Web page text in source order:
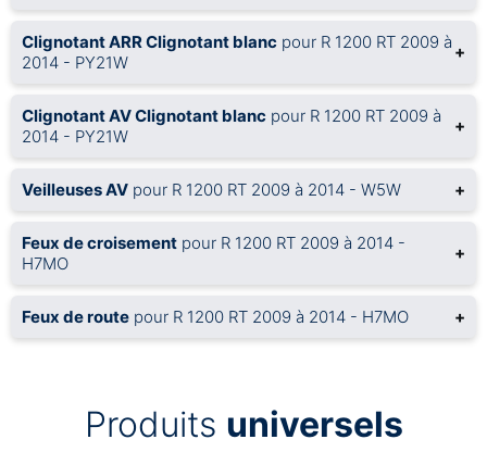
Clignotant ARR Clignotant blanc pour R 1200 RT 2009 à
2014 - PY21W
+
Clignotant AV Clignotant blanc pour R 1200 RT 2009 à
2014 - PY21W
+
Veilleuses AV pour R 1200 RT 2009 à 2014 - W5W +
Feux de croisement pour R 1200 RT 2009 à 2014 -
H7MO
+
Feux de route pour R 1200 RT 2009 à 2014 - H7MO +
Produits universels